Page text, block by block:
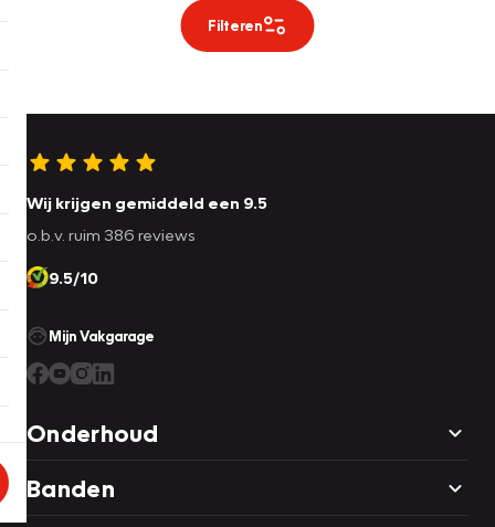
Filteren
Wij krijgen gemiddeld een 9.5
o.b.v. ruim 386 reviews
9.5/10
Mijn Vakgarage
Onderhoud
Banden